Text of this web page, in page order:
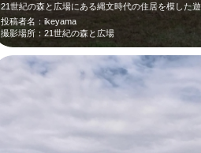
投稿者名：ikeyama
撮影場所：21世紀の森と広場